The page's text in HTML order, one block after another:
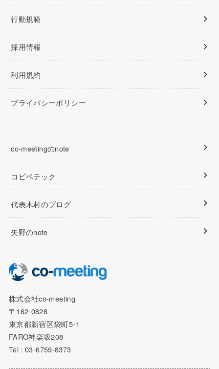
行動規範
採用情報
利用規約
プライバシーポリシー
co-meetingのnote
コピペテック
代表木村のブログ
矢野のnote
株式会社co-meeting
〒162-0828
東京都新宿区袋町5-1
FARO神楽坂208
Tel : 03-6759-8373